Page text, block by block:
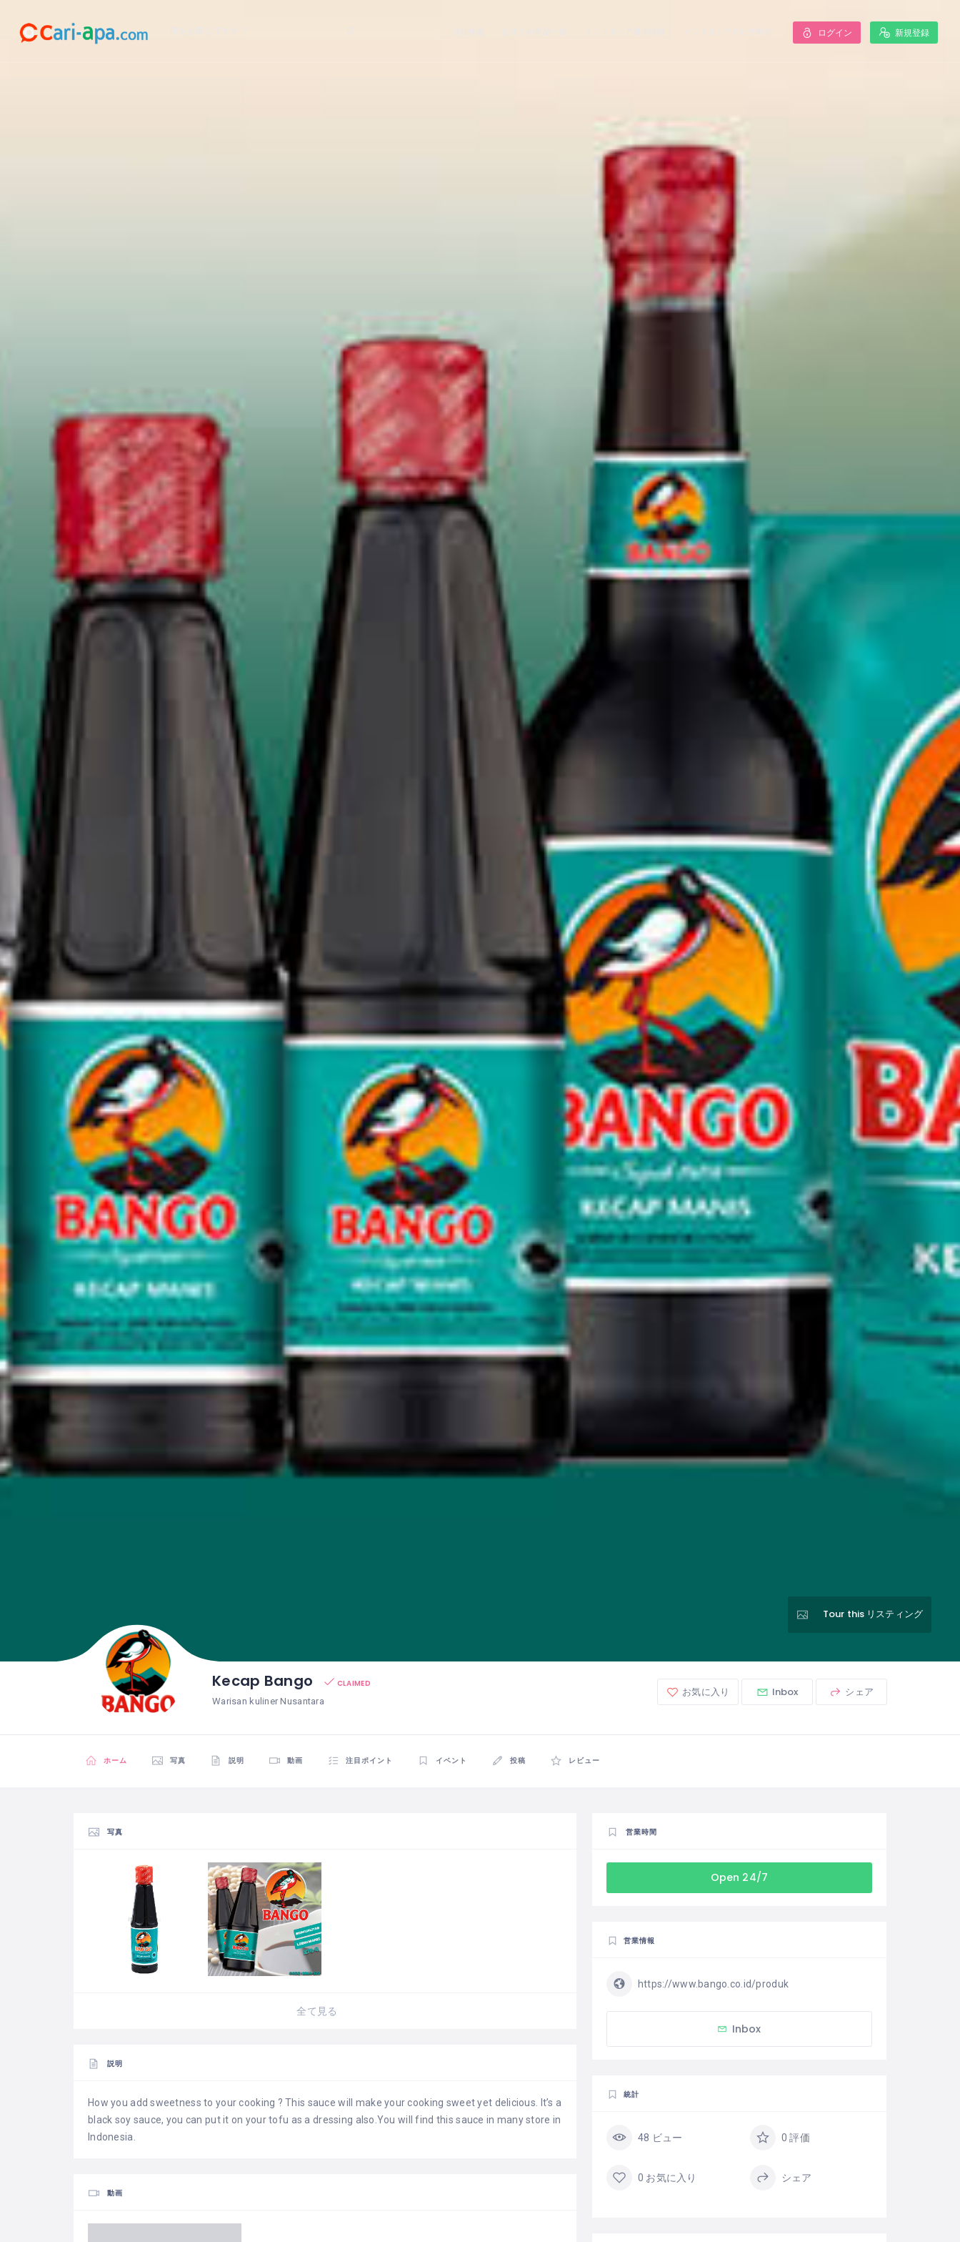
ログイン 新規登録
Tour this リスティング
Kecap Bango
CLAIMED
Warisan kuliner Nusantara
お気に入り Inbox シェア
ホーム 写真 説明 動画 注目ポイント イベント 投稿 レビュー
写真
全て見る
説明
How you add sweetness to your cooking ? This sauce will make your cooking sweet yet delicious. It’s a
black soy sauce, you can put it on your tofu as a dressing also.You will find this sauce in many store in
Indonesia.
動画
営業時間
Open 24/7
営業情報
https://www.bango.co.id/produk
Inbox
統計
48 ビュー 0 評価
0 お気に入り シェア